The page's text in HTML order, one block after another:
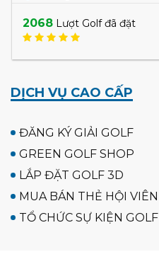
2068 Lượt Golf đã đặt
DỊCH VỤ CAO CẤP
ĐĂNG KÝ GIẢI GOLF
GREEN GOLF SHOP
LẮP ĐẶT GOLF 3D
MUA BÁN THẺ HỘI VIÊN
TỔ CHỨC SỰ KIỆN GOLF